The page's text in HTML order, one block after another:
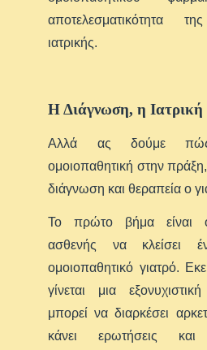
αποτελεσματικότητα
ιατρικής.
Η Διάγνωση, η
Αλλά ας δούμε πώς
ομοιοπαθητική στην
διάγνωση και θεραπεία ο
Το πρώτο βήμα είναι ο
ασθενής να κλείσει
ομοιοπαθητικό γιατρό.
γίνεται μια
μπορεί να διαρκέσει
κάνει ερωτήσεις και